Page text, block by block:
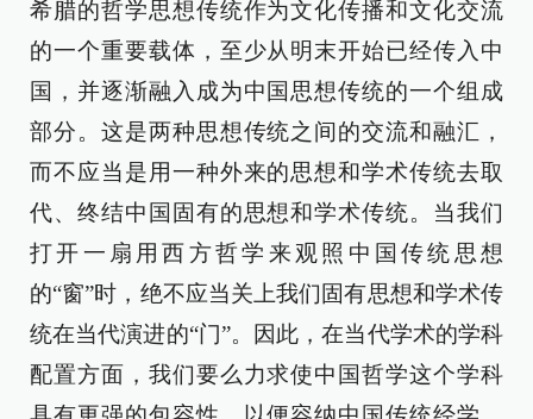
希腊的哲学思想传统作为文化传播和文化交流
的一个重要载体，至少从明末开始已经传入中
国，并逐渐融入成为中国思想传统的一个组成
部分。这是两种思想传统之间的交流和融汇，
而不应当是用一种外来的思想和学术传统去取
代、终结中国固有的思想和学术传统。当我们
打开一扇用西方哲学来观照中国传统思想
的“窗”时，绝不应当关上我们固有思想和学术传
统在当代演进的“门”。因此，在当代学术的学科
配置方面，我们要么力求使中国哲学这个学科